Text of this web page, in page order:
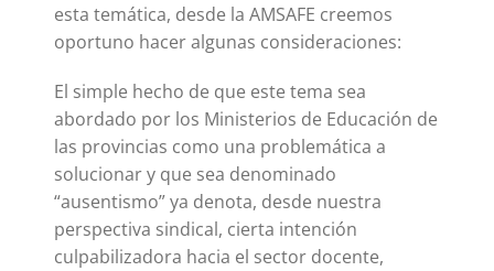
esta temática, desde la AMSAFE creemos
oportuno hacer algunas consideraciones:
El simple hecho de que este tema sea
abordado por los Ministerios de Educación de
las provincias como una problemática a
solucionar y que sea denominado
“ausentismo” ya denota, desde nuestra
perspectiva sindical, cierta intención
culpabilizadora hacia el sector docente,